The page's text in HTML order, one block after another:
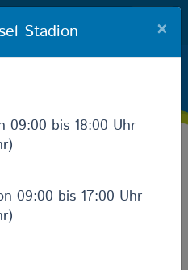
Stadion ×
09:00 bis 18:00 Uhr
09:00 bis 17:00 Uhr